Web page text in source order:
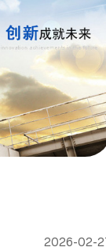
2026-02-